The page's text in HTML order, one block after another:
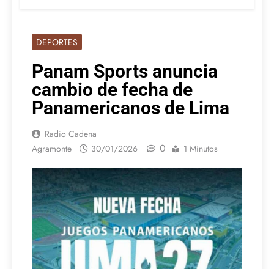
DEPORTES
Panam Sports anuncia
cambio de fecha de
Panamericanos de Lima
Radio Cadena
Agramonte
30/01/2026 0 1 Minutos